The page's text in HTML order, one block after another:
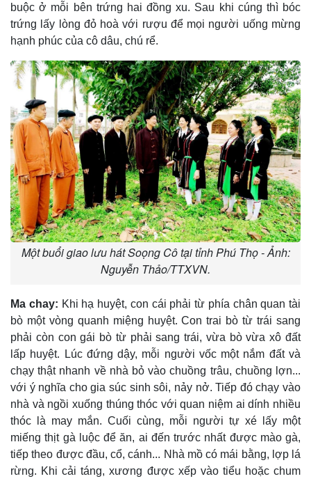
buộc ở mỗi bên trứng hai đồng xu. Sau khi cúng thì bóc
trứng lấy lòng đỏ hoà với rượu để mọi người uống mừng
hạnh phúc của cô dâu, chú rể.
Một buổi giao lưu hát Soọng Cô tại tỉnh Phú Thọ - Ảnh:
Nguyễn Thảo/TTXVN.
Ma chay: Khi hạ huyệt, con cái phải từ phía chân quan tài
bò một vòng quanh miệng huyệt. Con trai bò từ trái sang
phải còn con gái bò từ phải sang trái, vừa bò vừa xô đất
lấp huyệt. Lúc đứng dậy, mỗi người vốc một nắm đất và
chạy thật nhanh về nhà bỏ vào chuồng trâu, chuồng lợn...
với ý nghĩa cho gia súc sinh sôi, nảy nở. Tiếp đó chạy vào
nhà và ngồi xuống thúng thóc với quan niệm ai dính nhiều
thóc là may mắn. Cuối cùng, mỗi người tự xé lấy một
miếng thịt gà luộc để ăn, ai đến trước nhất được mào gà,
tiếp theo được đầu, cổ, cánh... Nhà mồ có mái bằng, lợp lá
rừng. Khi cải táng, xương được xếp vào tiểu hoặc chum